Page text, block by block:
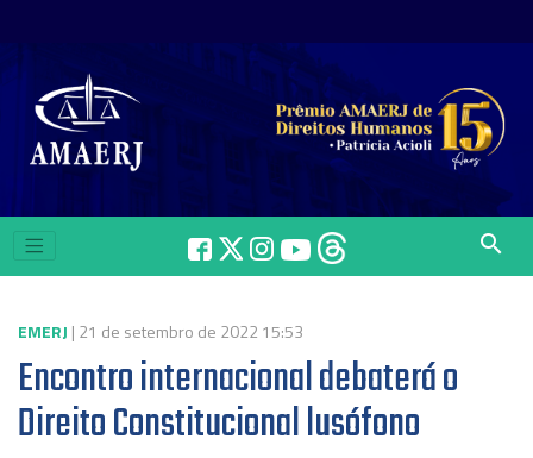
search
EMERJ | 21 de setembro de 2022 15:53
Encontro internacional debaterá o
Direito Constitucional lusófono